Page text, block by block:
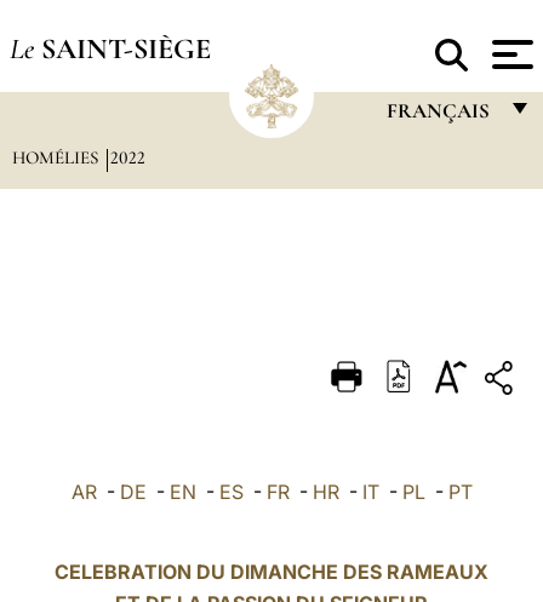
Le SAINT-SIÈGE
FRANÇAIS
DEUTSCH
العربيّة
LATINE
HOMÉLIES 2022
AR- DE - EN - ES- FR- HR- IT- PL- PT
CELEBRATION DU DIMANCHE DES RAMEAUX